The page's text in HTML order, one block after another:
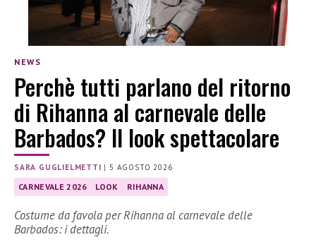
NEWS
Perchè tutti parlano del ritorno
di Rihanna al carnevale delle
Barbados? Il look spettacolare
SARA GUGLIELMETTI |5 AGOSTO 2026
CARNEVALE 2026 LOOK RIHANNA
Costume da favola per Rihanna al carnevale delle
Barbados: i dettagli.